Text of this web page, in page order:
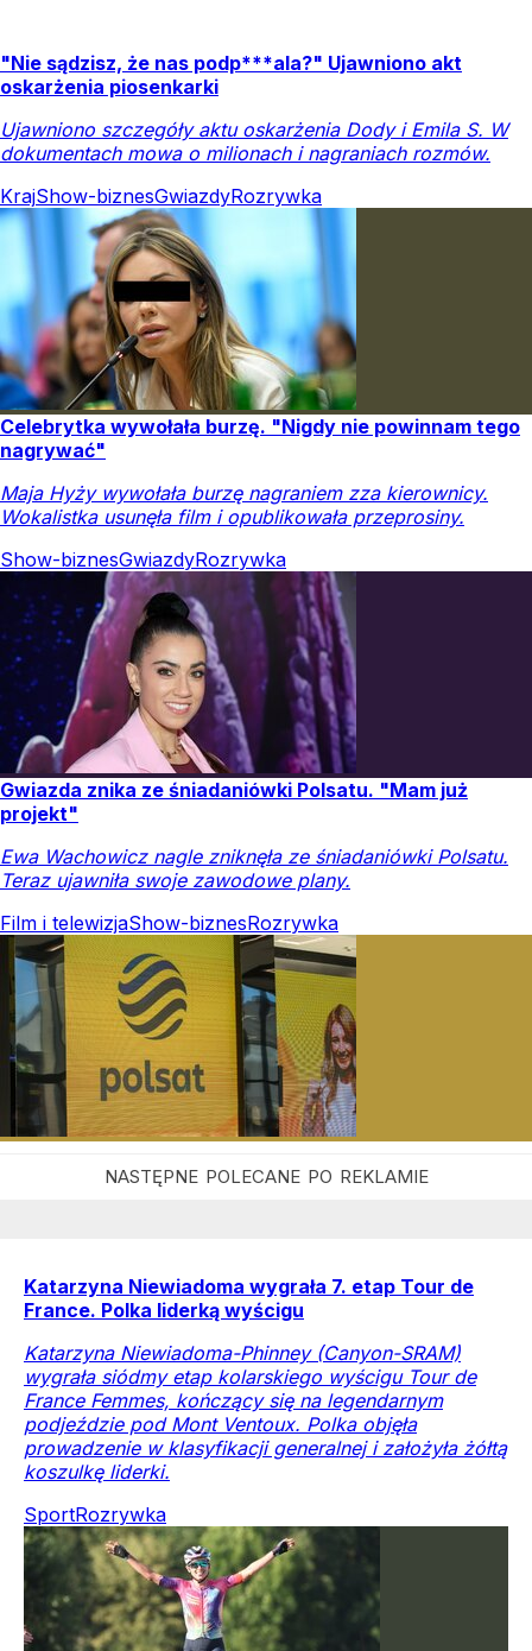
"Nie sądzisz, że nas podp***ala?" Ujawniono akt
oskarżenia piosenkarki
Ujawniono szczegóły aktu oskarżenia Dody i Emila S. W
dokumentach mowa o milionach i nagraniach rozmów.
KrajShow-biznesGwiazdyRozrywka
Celebrytka wywołała burzę. "Nigdy nie powinnam tego
nagrywać"
Maja Hyży wywołała burzę nagraniem zza kierownicy.
Wokalistka usunęła film i opublikowała przeprosiny.
Show-biznesGwiazdyRozrywka
Gwiazda znika ze śniadaniówki Polsatu. "Mam już
projekt"
Ewa Wachowicz nagle zniknęła ze śniadaniówki Polsatu.
Teraz ujawniła swoje zawodowe plany.
Film i telewizjaShow-biznesRozrywka
Katarzyna Niewiadoma wygrała 7. etap Tour de
France. Polka liderką wyścigu
Katarzyna Niewiadoma-Phinney (Canyon-SRAM)
wygrała siódmy etap kolarskiego wyścigu Tour de
France Femmes, kończący się na legendarnym
podjeździe pod Mont Ventoux. Polka objęła
prowadzenie w klasyfikacji generalnej i założyła żółtą
koszulkę liderki.
SportRozrywka